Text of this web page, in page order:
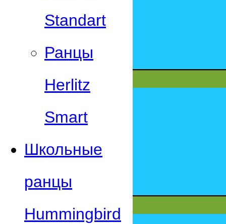
Standart
Ранцы
Herlitz
Smart
Школьные
ранцы
Hummingbird